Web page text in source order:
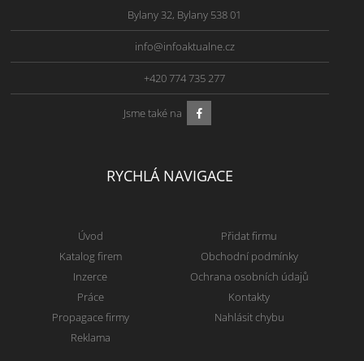
Bylany 32, Bylany 538 01
info@infoaktualne.cz
+420 774 735 277
Jsme také na
RYCHLÁ NAVIGACE
Úvod
Katalog firem
Inzerce
Práce
Propagace firmy
Reklama
Přidat firmu
Obchodní podmínky
Ochrana osobních údajů
Kontakty
Nahlásit chybu